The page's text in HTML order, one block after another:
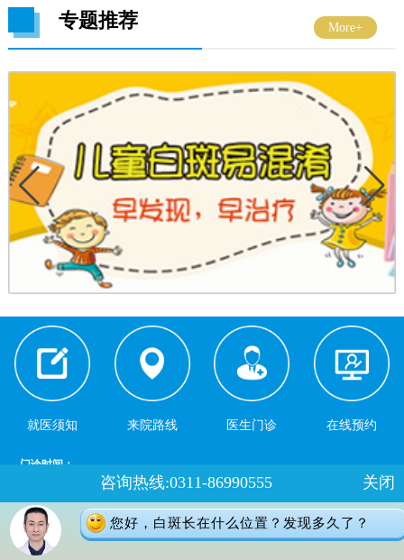
专题推荐 More+
就医须知 来院路线 医生门诊 在线预约
门诊时间：
夏季：8：00-18：00 冬季：8：00-17：30
健康热线：0311-66691397
地址：石家庄桥西区裕华东路7号
咨询热线:0311-86990555 关闭
您好，白斑长在什么位置？发现多久了？